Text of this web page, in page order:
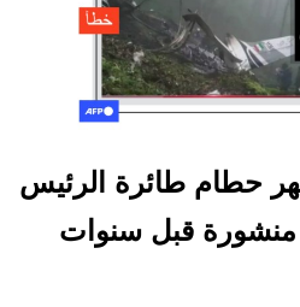
حطام طائرة الرئيس
منشورة قبل سنوات